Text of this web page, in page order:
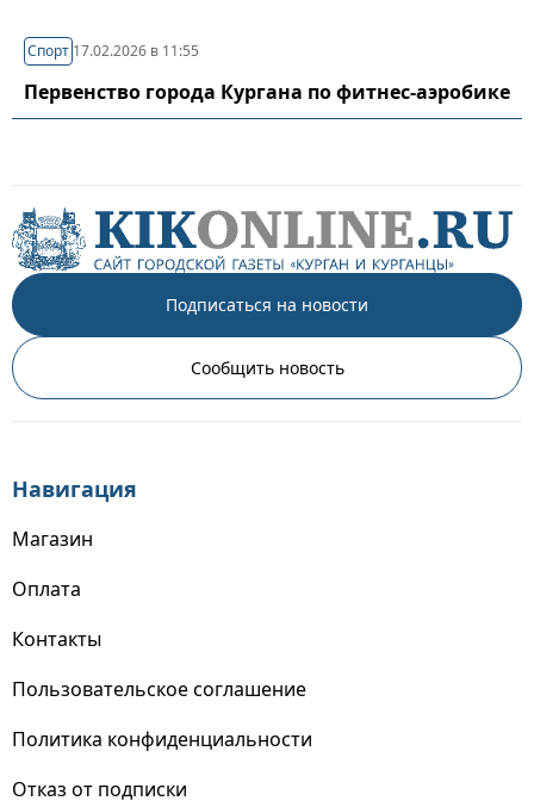
Спорт 17.02.2026 в 11:55
Первенство города Кургана по фитнес-аэробике
Подписаться на новости
Сообщить новость
Навигация
Магазин
Оплата
Контакты
Пользовательское соглашение
Политика конфиденциальности
Отказ от подписки